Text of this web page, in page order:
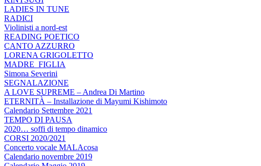
LADIES IN TUNE
RADICI
Violinisti a nord-est
READING POETICO
CANTO AZZURRO
LORENA GRIGOLETTO
MADRE_FIGLIA
Simona Severini
SEGNALAZIONE
A LOVE SUPREME – Andrea Di Martino
ETERNITÀ – Installazione di Mayumi Kishimoto
Calendario Settembre 2021
TEMPO DI PAUSA
2020… soffi di tempo dinamico
CORSI 2020/2021
Concerto vocale MALAcosa
Calendario novembre 2019